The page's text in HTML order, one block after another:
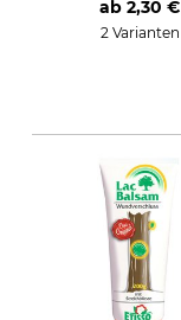
ab 2,30 €
2 Varianten